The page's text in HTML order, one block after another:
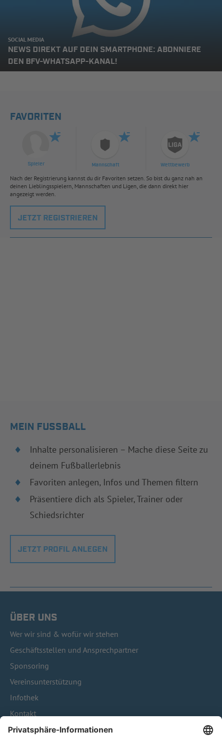
SOCIAL MEDIA
NEWS DIREKT AUF DEIN SMARTPHONE: ABONNIERE
DEN BFV-WHATSAPP-KANAL!
FAVORITEN
Spieler Mannschaft Wettbewerb
Nach der Registrierung kannst du dir Favoriten setzen. So bist du ganz nah an
deinen Lieblingsspielern, Mannschaften und Ligen, die dann direkt hier
angezeigt werden.
JETZT REGISTRIEREN
MEIN FUSSBALL
Inhalte personalisieren – Mache diese Seite zu
deinem Fußballerlebnis
Favoriten anlegen, Infos und Themen filtern
Präsentiere dich als Spieler, Trainer oder
Schiedsrichter
JETZT PROFIL ANLEGEN
ÜBER UNS
Wer wir sind & wofür wir stehen
Geschäftsstellen und Ansprechpartner
Sponsoring
Vereinsunterstützung
Infothek
Kontakt